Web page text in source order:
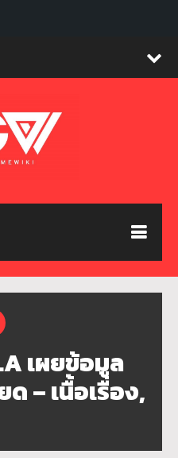
เผยข้อมูล
ด – เนื้อเรื่อง,